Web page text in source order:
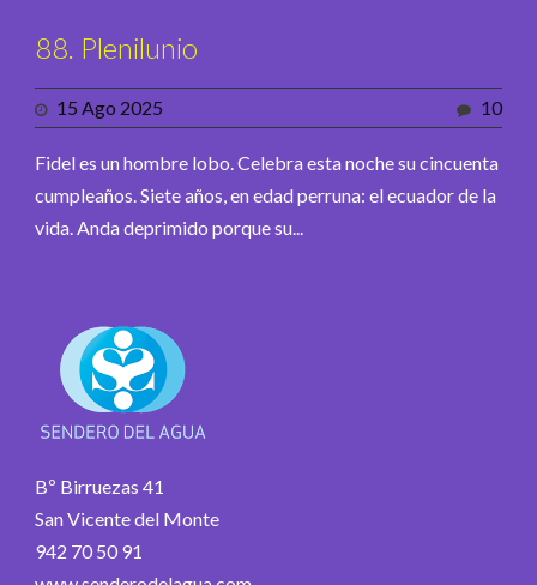
88. Plenilunio
15 Ago 2025 10
Fidel es un hombre lobo. Celebra esta noche su cincuenta
cumpleaños. Siete años, en edad perruna: el ecuador de la
vida. Anda deprimido porque su...
Bº Birruezas 41
San Vicente del Monte
942 70 50 91